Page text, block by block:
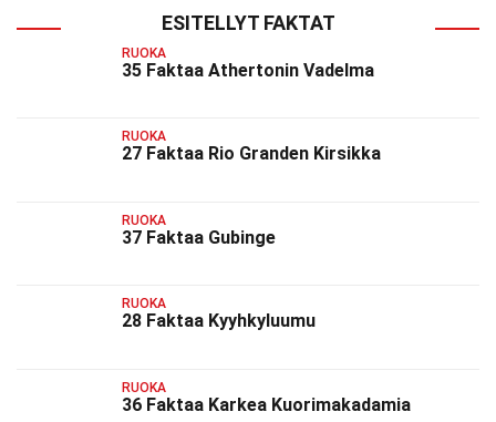
ESITELLYT FAKTAT
RUOKA
35 Faktaa Athertonin Vadelma
RUOKA
27 Faktaa Rio Granden Kirsikka
RUOKA
37 Faktaa Gubinge
RUOKA
28 Faktaa Kyyhkyluumu
RUOKA
36 Faktaa Karkea Kuorimakadamia